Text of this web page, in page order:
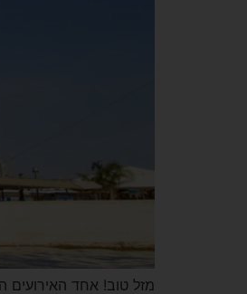
מזל טוב! אחד האירועים